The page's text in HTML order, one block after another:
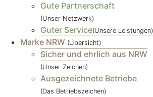
Gute Partnerschaft
(Unser Netzwerk)
Guter Service(Unsere Leistungen)
Marke NRW (Übersicht)
Sicher und ehrlich aus NRW
(Unser Zeichen)
Ausgezeichnete Betriebe
(Das Betriebszeichen)